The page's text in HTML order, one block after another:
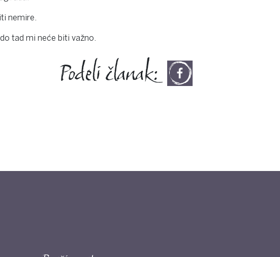
nemire.
tad mi neće biti važno.
Podeli članak: